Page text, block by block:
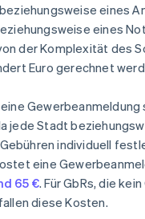
eines
eines
der Komplexität des
Euro gerechnet
Gewerbeanmeldung
jede Stadt
individuell
eine
65 €. Für GbRs, die
diese Kosten.